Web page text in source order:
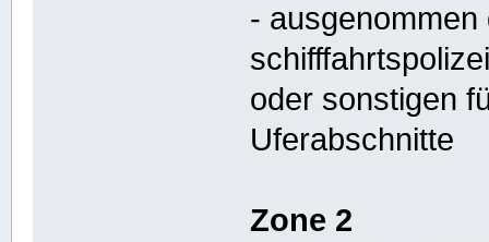
-
oder sonstigen
Uferabschnitte
Zone 2